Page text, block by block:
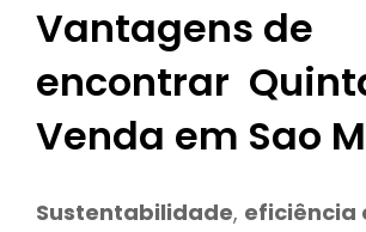
Vantagens de
encontrar
Venda em Sao
Sustentabilidade, eficiência